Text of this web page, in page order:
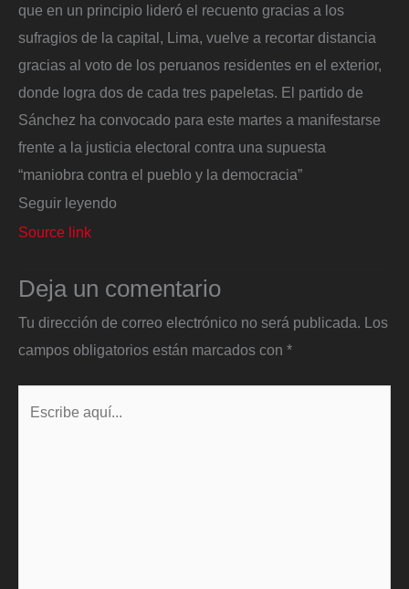
que en un principio lideró el recuento gracias a los
sufragios de la capital, Lima, vuelve a recortar distancia
gracias al voto de los peruanos residentes en el exterior,
donde logra dos de cada tres papeletas. El partido de
Sánchez ha convocado para este martes a manifestarse
frente a la justicia electoral contra una supuesta
“maniobra contra el pueblo y la democracia”
Seguir leyendo
Source link
Deja un comentario
Tu dirección de correo electrónico no será publicada. Los
campos obligatorios están marcados con *